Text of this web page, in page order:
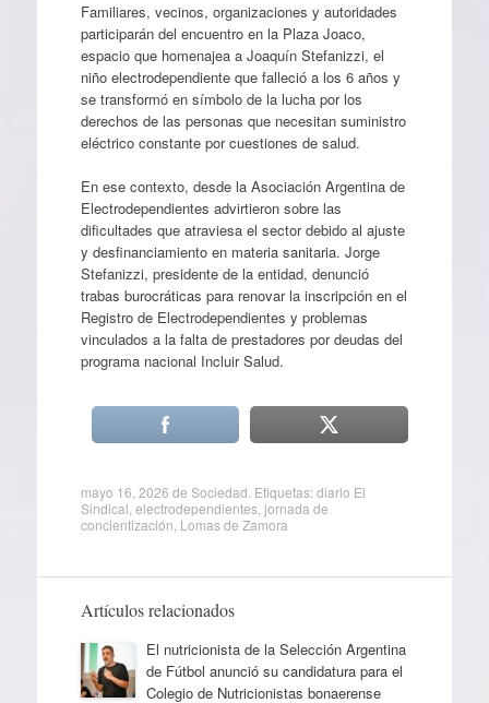
Familiares, vecinos, organizaciones y autoridades
participarán del encuentro en la Plaza Joaco,
espacio que homenajea a Joaquín Stefanizzi, el
niño electrodependiente que falleció a los 6 años y
se transformó en símbolo de la lucha por los
derechos de las personas que necesitan suministro
eléctrico constante por cuestiones de salud.
En ese contexto, desde la Asociación Argentina de
Electrodependientes advirtieron sobre las
dificultades que atraviesa el sector debido al ajuste
y desfinanciamiento en materia sanitaria. Jorge
Stefanizzi, presidente de la entidad, denunció
trabas burocráticas para renovar la inscripción en el
Registro de Electrodependientes y problemas
vinculados a la falta de prestadores por deudas del
programa nacional Incluir Salud.
mayo 16, 2026 de Sociedad . Etiquetas:diario El
Sindical electrodependientes, jornada de
concientización Lomas de Zamora
Artículos relacionados
El nutricionista de la Selección Argentina
de Fútbol anunció su candidatura para el
Colegio de Nutricionistas bonaerense